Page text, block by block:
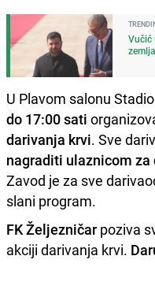
Vučić
U Plavom salonu
do 17:00 sati
darivanja krvi. Sve
nagraditi ulaznicom
Zavod je za sve
slani program.
FK Željezničar poziva
akciji darivanja krvi.